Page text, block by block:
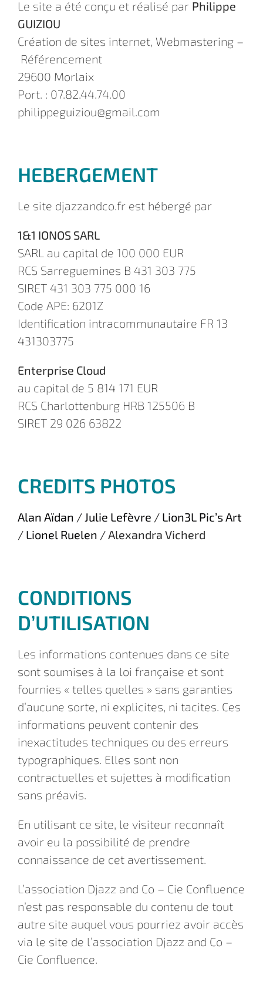
Le site a été conçu et réalisé par Philippe
GUIZIOU
Création de sites internet, Webmastering –
Référencement
29600 Morlaix
Port. : 07.82.44.74.00
philippeguiziou@gmail.com
HEBERGEMENT
Le site djazzandco.fr est hébergé par
1&1 IONOS SARL
SARL au capital de 100 000 EUR
RCS Sarreguemines B 431 303 775
SIRET 431 303 775 000 16
Code APE: 6201Z
Identification intracommunautaire FR 13
431303775
Enterprise Cloud
au capital de 5 814 171 EUR
RCS Charlottenburg HRB 125506 B
SIRET 29 026 63822
CREDITS PHOTOS
Alan Aïdan / Julie Lefèvre / Lion3L Pic’s Art
/ Lionel Ruelen / Alexandra Vicherd
CONDITIONS
D’UTILISATION
Les informations contenues dans ce site
sont soumises à la loi française et sont
fournies « telles quelles » sans garanties
d’aucune sorte, ni explicites, ni tacites. Ces
informations peuvent contenir des
inexactitudes techniques ou des erreurs
typographiques. Elles sont non
contractuelles et sujettes à modification
sans préavis.
En utilisant ce site, le visiteur reconnaît
avoir eu la possibilité de prendre
connaissance de cet avertissement.
L’association Djazz and Co – Cie Confluence
n’est pas responsable du contenu de tout
autre site auquel vous pourriez avoir accès
via le site de l’association Djazz and Co –
Cie Confluence.